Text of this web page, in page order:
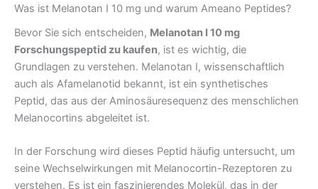
Was ist Melanotan I 10 mg und warum Ameano Peptides?
Bevor Sie sich entscheiden, Melanotan I 10 mg
Forschungspeptid zu kaufen, ist es wichtig, die
Grundlagen zu verstehen. Melanotan I, wissenschaftlich
auch als Afamelanotid bekannt, ist ein synthetisches
Peptid, das aus der Aminosäuresequenz des menschlichen
Melanocortins abgeleitet ist.
In der Forschung wird dieses Peptid häufig untersucht, um
seine Wechselwirkungen mit Melanocortin-Rezeptoren zu
verstehen. Es ist ein faszinierendes Molekül, das in der